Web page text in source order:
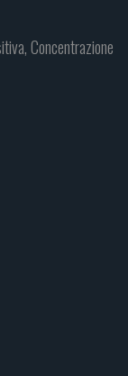
Concentrazione